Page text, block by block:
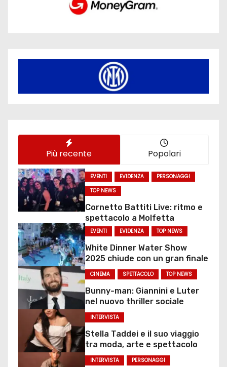
Più recente Popolari
EVENTI EVIDENZA
PERSONAGGI
TOP NEWS
Cornetto Battiti Live: ritmo e
spettacolo a Molfetta
EVENTI EVIDENZA TOP NEWS
White Dinner Water Show
2025 chiude con un gran finale
CINEMA SPETTACOLO TOP NEWS
Bunny-man: Giannini e Luter
nel nuovo thriller sociale
INTERVISTA
Stella Taddei e il suo viaggio
tra moda, arte e spettacolo
INTERVISTA PERSONAGGI